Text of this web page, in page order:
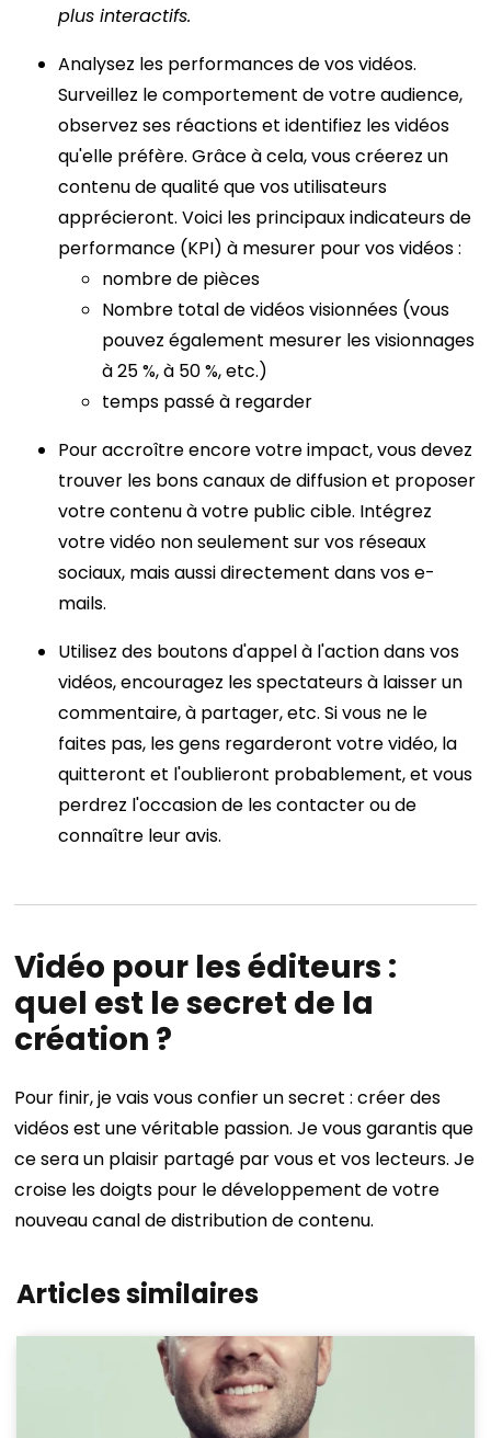
plus interactifs.
Analysez les performances de vos vidéos.
Surveillez le comportement de votre audience,
observez ses réactions et identifiez les vidéos
qu'elle préfère. Grâce à cela, vous créerez un
contenu de qualité que vos utilisateurs
apprécieront. Voici les principaux indicateurs de
performance (KPI) à mesurer pour vos vidéos :
nombre de pièces
Nombre total de vidéos visionnées (vous
pouvez également mesurer les visionnages
à 25 %, à 50 %, etc.)
temps passé à regarder
Pour accroître encore votre impact, vous devez
trouver les bons canaux de diffusion et proposer
votre contenu à votre public cible. Intégrez
votre vidéo non seulement sur vos réseaux
sociaux, mais aussi directement dans vos e-
mails.
Utilisez des boutons d'appel à l'action dans vos
vidéos, encouragez les spectateurs à laisser un
commentaire, à partager, etc. Si vous ne le
faites pas, les gens regarderont votre vidéo, la
quitteront et l'oublieront probablement, et vous
perdrez l'occasion de les contacter ou de
connaître leur avis.
Vidéo pour les éditeurs :
quel est le secret de la
création ?
Pour finir, je vais vous confier un secret : créer des
vidéos est une véritable passion. Je vous garantis que
ce sera un plaisir partagé par vous et vos lecteurs. Je
croise les doigts pour le développement de votre
nouveau canal de distribution de contenu.
Articles similaires